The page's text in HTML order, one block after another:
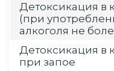
Детоксикация в
(при
алкоголя не
Детоксикация в
при запое